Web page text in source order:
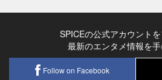
SPICEの公式アカウント
最新のエンタメ情報を
Follow on Facebook